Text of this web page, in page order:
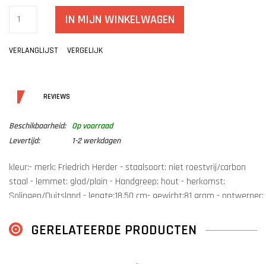
IN MIJN WINKELWAGEN
VERLANGLIJST VERGELIJK
DETAILSREVIEWS
Beschikbaarheid:
Op voorraad
Levertijd:
1-2 werkdagen
kleur:- merk: Friedrich Herder - staalsoort: niet roestvrij/carbon
staal - lemmet: glad/plain - Handgreep: hout - herkomst:
Solingen/Duitsland - lengte:18,50 cm- gewicht:81 gram - ontwerper:
staal, houten heft.
GERELATEERDE PRODUCTEN